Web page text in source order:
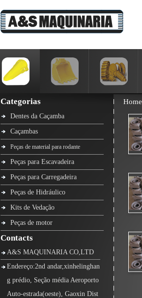
Categorias
Dentes da Caçamba
Caçambas
Peças de material para rodante
Peças para Escavadeira
Peças para Carregadeira
Peças de Hidráulico
Kits de Vedação
Peças de motor
Contacts
A&S MAQUINARIA CO,LTD
Endereço:2nd andar,xinhelinghan
g prédio, Seção média Aeroporto
Auto-estrada(oeste), Gaoxin Dist
Home